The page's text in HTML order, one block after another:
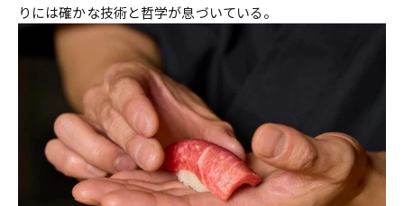
りには確かな技術と哲学が息づいている。